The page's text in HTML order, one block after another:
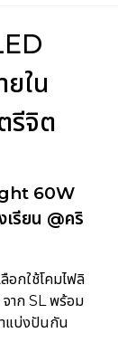
ใน
รีจิต
60W
เรียน @คริ
อกใช้โคมไฟลิ
าก SL พร้อม
แบ่งปันกัน